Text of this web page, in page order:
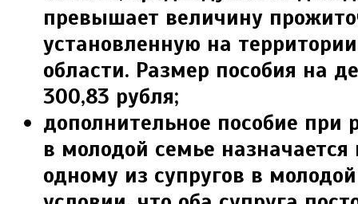
превышает величину
установленную на
области. Размер пособия на
300,83 рубля;
дополнительное пособие при
в молодой семье
одному из супругов в